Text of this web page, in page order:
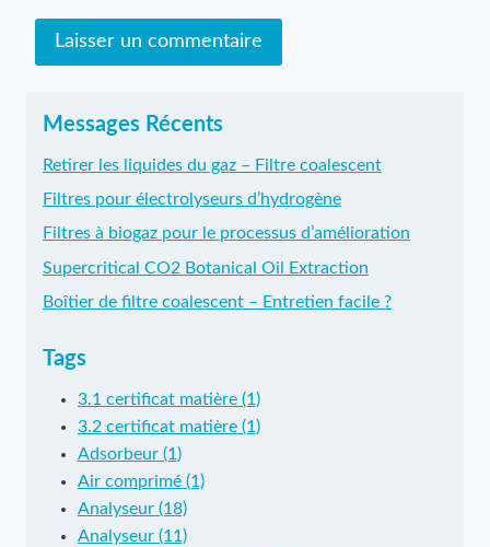
Messages Récents
Retirer les liquides du gaz – Filtre coalescent
Filtres pour électrolyseurs d’hydrogène
Filtres à biogaz pour le processus d’amélioration
Supercritical CO2 Botanical Oil Extraction
Boîtier de filtre coalescent – Entretien facile ?
Tags
3.1 certificat matière (1)
3.2 certificat matière (1)
Adsorbeur (1)
Air comprimé (1)
Analyseur (18)
Analyseur (11)